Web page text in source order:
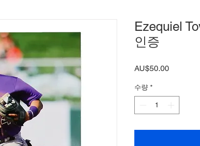
Ezequiel
인증
AU$50.00가
수량 *